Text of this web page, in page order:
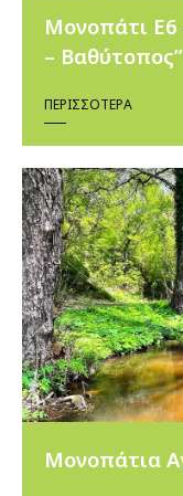
Μονοπάτι Ε6
– Βαθύτοπος”
ΠΕΡΙΣΣΌΤΕΡΑ
Μονοπάτια